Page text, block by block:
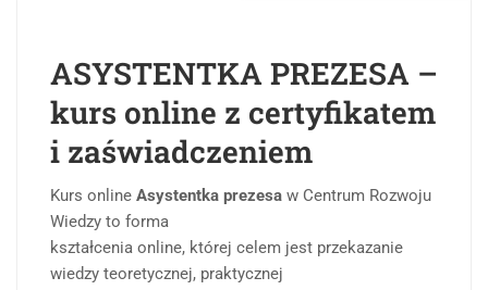
ASYSTENTKA PREZESA –
kurs online z certyfikatem
i zaświadczeniem
Kurs online Asystentka prezesa w Centrum Rozwoju
Wiedzy to forma
kształcenia online, której celem jest przekazanie
wiedzy teoretycznej, praktycznej